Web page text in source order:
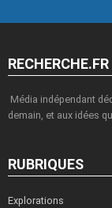
RECHERCHE.FR
Média indépendant
demain, et aux idées
RUBRIQUES
Explorations